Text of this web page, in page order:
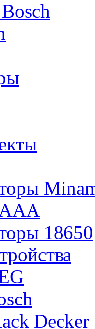
18650
Decker